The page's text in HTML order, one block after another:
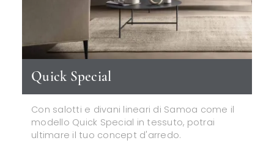
Quick Special
Con salotti e divani lineari di Samoa come il
modello Quick Special in tessuto, potrai
ultimare il tuo concept d'arredo.